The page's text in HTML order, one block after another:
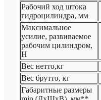
Рабочий ход штока
гидроцилиндра, мм
Максимальное
усилие, развиваемое
рабочим цилиндром,
Н
Вес нетто,кг
Вес брутто, кг
Габаритные размеры